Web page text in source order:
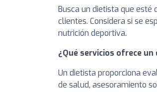
Busca un dietista que esté
clientes. Considera si se
nutrición deportiva.
¿Qué servicios ofrece
Un dietista proporciona
de salud, asesoramiento